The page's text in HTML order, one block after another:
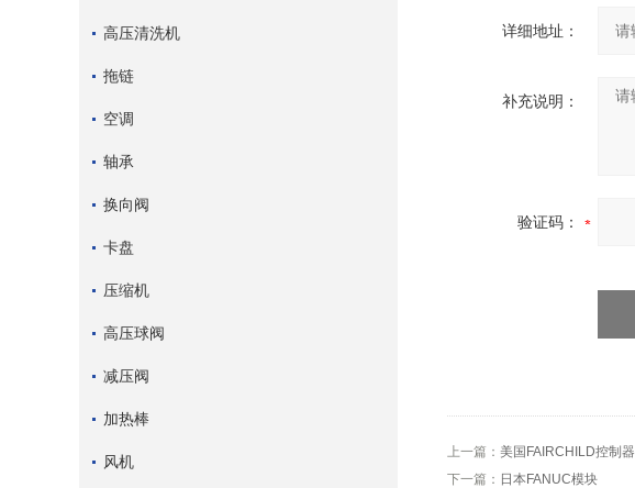
高压清洗机
拖链
空调
轴承
换向阀
卡盘
压缩机
高压球阀
减压阀
加热棒
风机
详细地址：
补充说明：
验证码：
上一篇： 美国FAIRCHILD控制器
下一篇： 日本FANUC模块